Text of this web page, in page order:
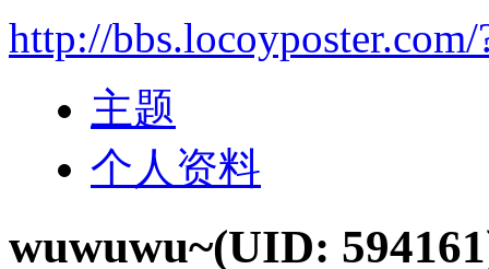
http://bbs.locoyposter.com/
主题
个人资料
wuwuwu~(UID: